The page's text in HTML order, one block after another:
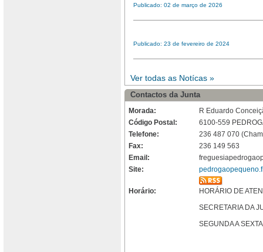
Publicado: 02 de março de 2026
Publicado: 23 de fevereiro de 2024
Ver todas as Notícas »
Contactos da Junta
Morada:
R Eduardo
Código Postal:
6100-559
Telefone:
236 487 070
Fax:
236 149 563
Email:
Site:
Horário:
HORÁRIO DE
SECRETARIA DA
SEGUNDA A